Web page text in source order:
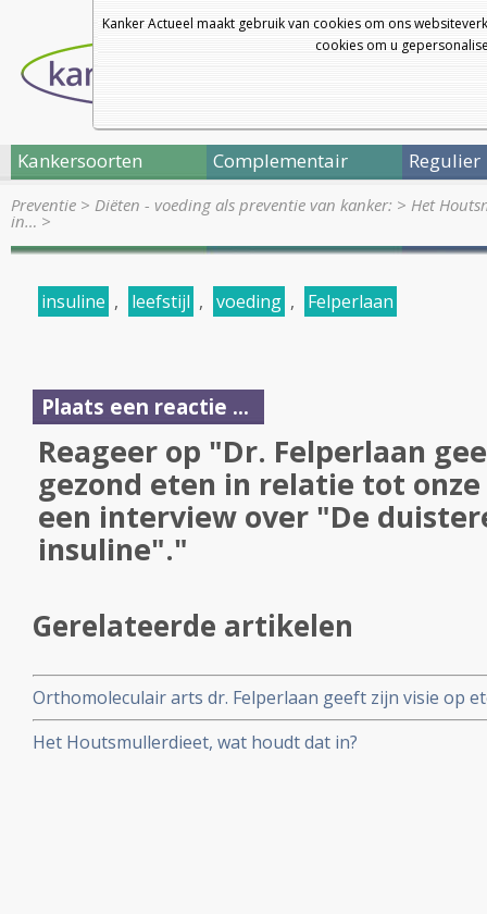
Kanker Actueel maakt gebruik van cookies om ons
cookies om u
Kankersoorten Complementair Regulier
Preventie > Diëten - voeding als preventie van kanker: > Het
in… >
insuline , leefstijl , voeding , Felperlaan
Plaats een reactie ...
Reageer op "Dr. Felperlaan
gezond eten in relatie tot
een interview over "De
insuline"."
Gerelateerde artikelen
Orthomoleculair arts dr. Felperlaan geeft zijn visie op
het effect op onze gezondheid. Dr. Felperlaan geeft
over voeding bij kanker onder de titel - De duistere
Het Houtsmullerdieet, wat houdt dat in?